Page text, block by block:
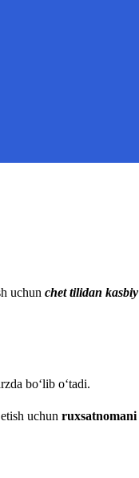
uchun chet tilidan kasbiy
bo‘lib o‘tadi.
uchun ruxsatnomani